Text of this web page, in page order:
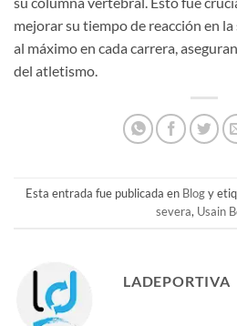
mejorar su tiempo de reacción en
al máximo en cada carrera,
del atletismo.
Esta entrada fue publicada en Blogy
severa, Usain
LADEPORTIVA